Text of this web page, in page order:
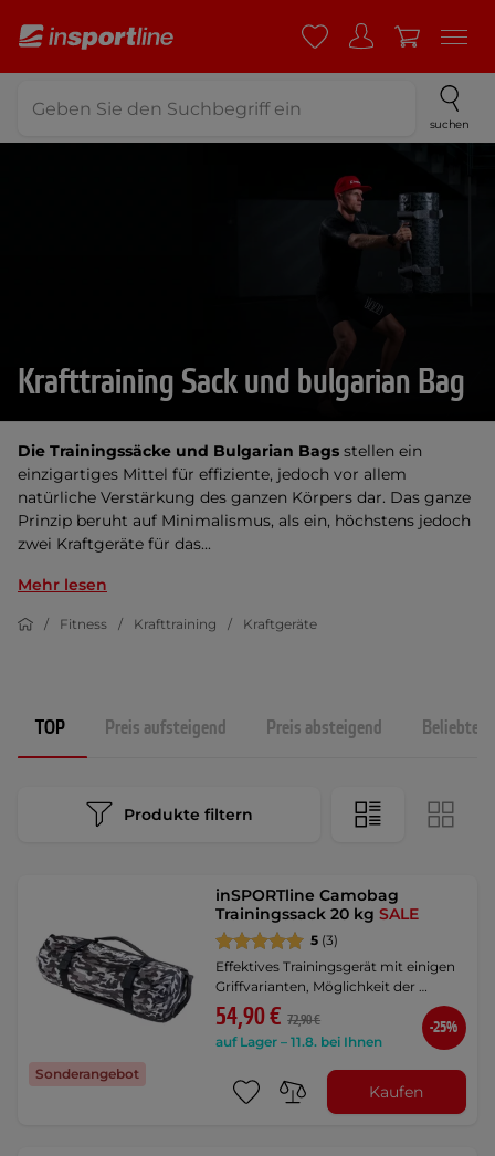
suchen
Krafttraining Sack und bulgarian Bag
Die Trainingssäcke und Bulgarian Bags stellen ein
einzigartiges Mittel für effiziente, jedoch vor allem
natürliche Verstärkung des ganzen Körpers dar. Das ganze
Prinzip beruht auf Minimalismus, als ein, höchstens jedoch
zwei Kraftgeräte für das...
Mehr lesen
Fitness Krafttraining Kraftgeräte
TOP Preis aufsteigend Preis absteigend
Produkte filtern
Sonderangebot
inSPORTline Camobag
Trainingssack 20 kgSALE
5 (3)
Effektives Trainingsgerät mit einigen
Griffvarianten, Möglichkeit der …
54,90 € 72,90 €
auf Lager – 11.8. bei Ihnen
-25%
Kaufen